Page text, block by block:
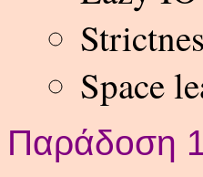
Space
Παράδοση